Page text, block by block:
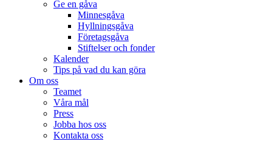
Ge en gåva
Minnesgåva
Hyllningsgåva
Företagsgåva
Stiftelser och fonder
Kalender
Tips på vad du kan göra
Om oss
Teamet
Våra mål​
Press
Jobba hos oss
Kontakta oss